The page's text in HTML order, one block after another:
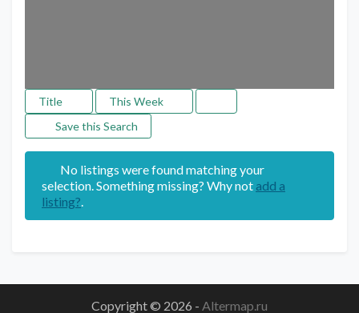
Title
This Week
Save this Search
No listings were found matching your
selection. Something missing? Why not add a
listing?.
Copyright © 2026 - Altermap.ru